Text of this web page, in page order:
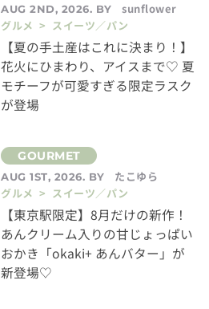
AUG 2ND, 2026. BY
sunflower
グルメ > スイーツ／パン
【夏の手土産はこれに決まり！】
花火にひまわり、アイスまで♡ 夏
モチーフが可愛すぎる限定ラスク
が登場
AUG 1ST, 2026. BY
たこゆら
グルメ > スイーツ／パン
【東京駅限定】8月だけの新作！
あんクリーム入りの甘じょっぱい
おかき「okaki+ あんバター」が
新登場♡